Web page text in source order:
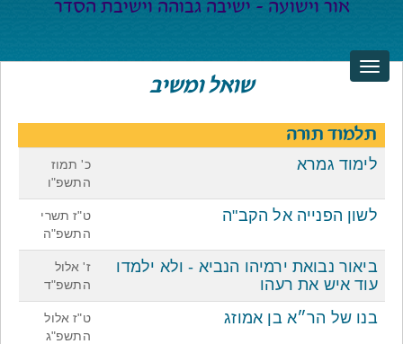
שואל ומשיב
תלמוד תורה
לימוד גמרא
כ' תמוז
התשפ"ו
לשון הפנייה אל הקב"ה
ט"ז תשרי
התשפ"ה
ביאור נבואת ירמיהו הנביא - ולא ילמדו
עוד איש את רעהו
ז' אלול
התשפ"ד
בנו של הר״א בן אמוזג
ט"ז אלול
התשפ"ג